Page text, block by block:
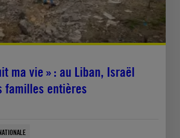
ma vie » : au Liban, Israël
familles entières